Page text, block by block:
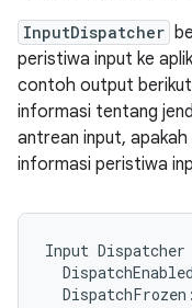
InputDispatcher
peristiwa input ke
contoh output
informasi tentang
antrean input, apakah
informasi peristiwa
Input